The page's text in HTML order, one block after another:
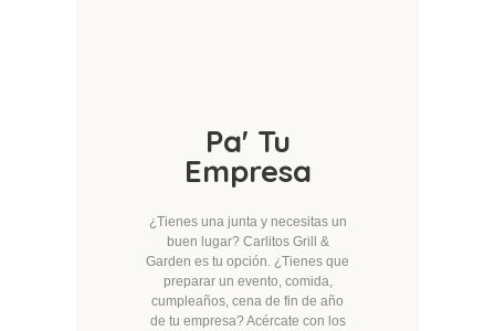
Pa' Tu
Empresa
¿Tienes una junta y necesitas un
buen lugar? Carlitos Grill &
Garden es tu opción. ¿Tienes que
preparar un evento, comida,
cumpleaños, cena de fin de año
de tu empresa? Acércate con los